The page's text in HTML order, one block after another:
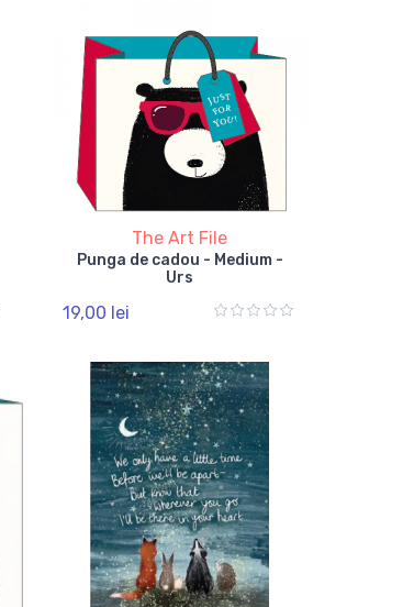
The Art File
Punga de cadou - Medium -
Urs
19,00 lei